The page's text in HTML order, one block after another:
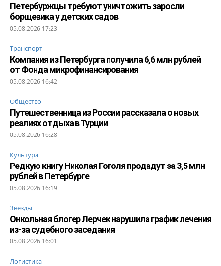
Петербуржцы требуют уничтожить заросли
борщевика у детских садов
05.08.2026 17:23
Транспорт
Компания из Петербурга получила 6,6 млн рублей
от Фонда микрофинансирования
05.08.2026 16:42
Общество
Путешественница из России рассказала о новых
реалиях отдыха в Турции
05.08.2026 16:28
Культура
Редкую книгу Николая Гоголя продадут за 3,5 млн
рублей в Петербурге
05.08.2026 16:19
Звезды
Онкольная блогер Лерчек нарушила график лечения
из-за судебного заседания
05.08.2026 16:01
Логистика